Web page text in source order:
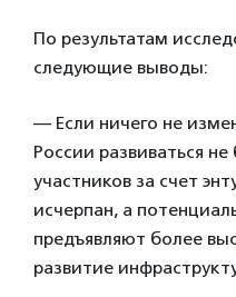
По результатам
следующие выводы:
— Если ничего не
России развиваться
участников за счет
исчерпан, а
предъявляют более
развитие